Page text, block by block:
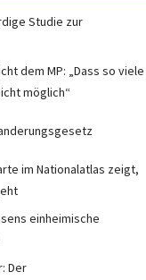
Studie zur
dem MP: „Dass so viele
möglich“
im Nationalatlas zeigt,
einheimische
Der